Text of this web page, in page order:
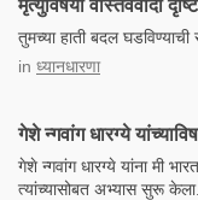
मृत्युविषयी वास्तववादी
तुमच्या हाती बदल घडविण्याची
in ध्यानधारणा
गेशे न्गवांग धारग्ये
गेशे न्गवांग धारग्ये यांना मी
त्यांच्यासोबत अभ्यास सुरू केला.